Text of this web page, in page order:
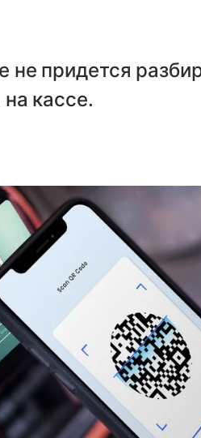
не придется
кассе.